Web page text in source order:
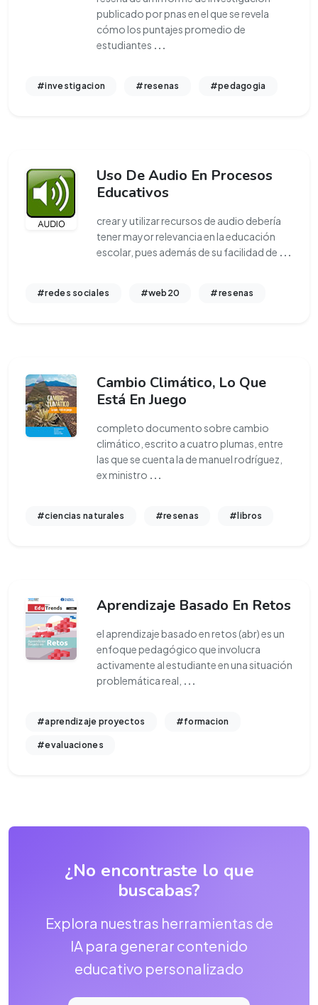
publicado por pnas en el que se revela
cómo los puntajes promedio de
estudiantes ...
#investigacion #resenas #pedagogia
Uso De Audio En Procesos
Educativos
crear y utilizar recursos de audio debería
tener mayor relevancia en la educación
escolar, pues además de su facilidad de ...
#redes sociales #web20 #resenas
Cambio Climático, Lo Que
Está En Juego
completo documento sobre cambio
climático, escrito a cuatro plumas, entre
las que se cuenta la de manuel rodríguez,
ex ministro ...
#ciencias naturales #resenas #libros
Aprendizaje Basado En Retos
el aprendizaje basado en retos (abr) es un
enfoque pedagógico que involucra
activamente al estudiante en una situación
problemática real, ...
#aprendizaje proyectos #formacion
#evaluaciones
¿No encontraste lo que
buscabas?
Explora nuestras herramientas de
IA para generar contenido
educativo personalizado